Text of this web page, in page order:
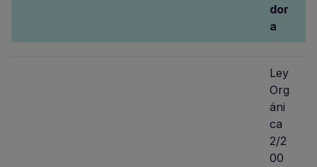
dor
a
Ley
Org
áni
ca
2/2
00